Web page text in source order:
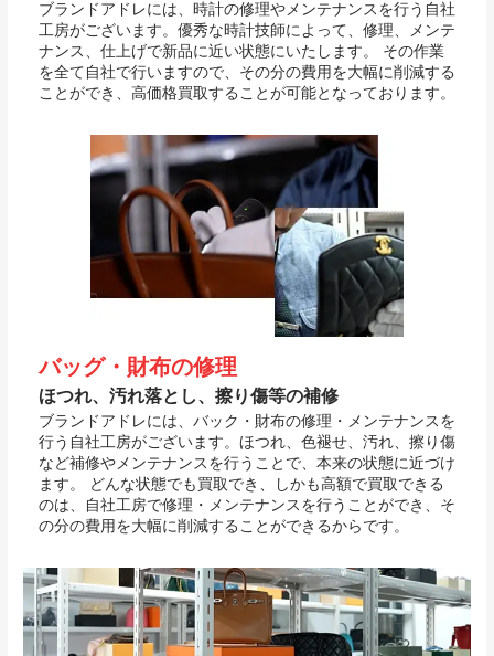
ブランドアドレには、時計の修理やメンテナンスを行う自社
工房がございます。優秀な時計技師によって、修理、メンテ
ナンス、仕上げで新品に近い状態にいたします。 その作業
を全て自社で行いますので、その分の費用を大幅に削減する
ことができ、高価格買取することが可能となっております。
バッグ・財布の修理
ほつれ、汚れ落とし、擦り傷等の補修
ブランドアドレには、バック・財布の修理・メンテナンスを
行う自社工房がございます。ほつれ、色褪せ、汚れ、擦り傷
など補修やメンテナンスを行うことで、本来の状態に近づけ
ます。 どんな状態でも買取でき、しかも高額で買取できる
のは、自社工房で修理・メンテナンスを行うことができ、そ
の分の費用を大幅に削減することができるからです。